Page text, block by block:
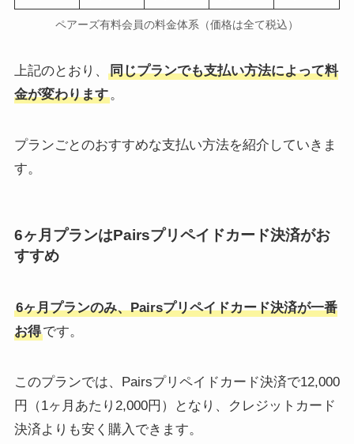
ペアーズ有料会員の料金体系（価格は全て税込）
上記のとおり、
同じプランでも支払い方法によって料
金が変わります。
プランごとのおすすめな支払い方法を紹介していきま
す。
6ヶ月プランはPairsプリペイドカード決済がお
すすめ
6ヶ月プランのみ、Pairsプリペイドカード決済が一番
お得です。
このプランでは、Pairsプリペイドカード決済で12,000
円（1ヶ月あたり2,000円）となり、クレジットカード
決済よりも安く購入できます。